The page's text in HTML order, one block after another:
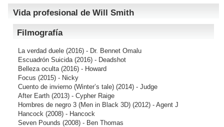
Vida profesional de Will Smith
Filmografía
La verdad duele (2016) - Dr. Bennet Omalu
Escuadrón Suicida(2016) - Deadshot
Belleza oculta(2016) - Howard
Focus (2015) - Nicky
Cuento de invierno (Winter’s tale) (2014) - Judge
After Earth (2013) - Cypher Raige
Hombres de negro 3 (Men in Black 3D) (2012) - Agent J
Hancock (2008) - Hancock
Seven Pounds (2008) - Ben Thomas